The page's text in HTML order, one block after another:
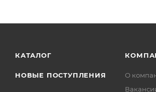
КАТАЛОГ
НОВЫЕ ПОСТУПЛЕНИЯ
О